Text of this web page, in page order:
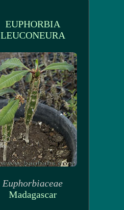
EUPHORBIA
LEUCONEURA
Euphorbiaceae
Madagascar